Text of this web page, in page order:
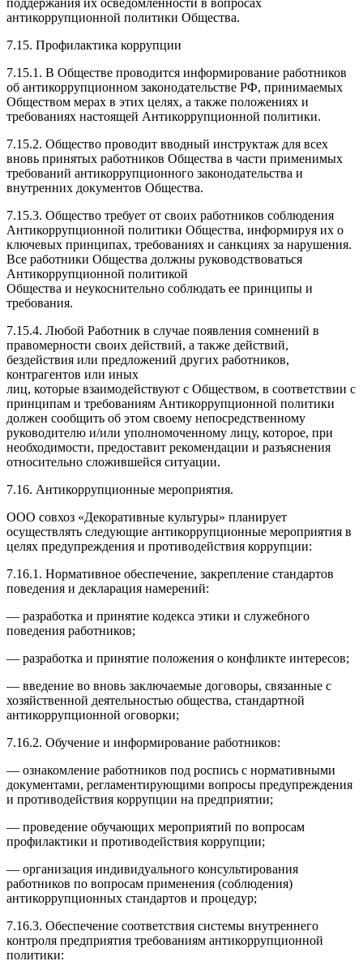
антикоррупционной политики Общества.
7.15. Профилактика коррупции
7.15.1. В Обществе проводится информирование работников
об антикоррупционном законодательстве РФ, принимаемых
Обществом мерах в этих целях, а также положениях и
требованиях настоящей Антикоррупционной политики.
7.15.2. Общество проводит вводный инструктаж для всех
вновь принятых работников Общества в части применимых
требований антикоррупционного законодательства и
внутренних документов Общества.
7.15.3. Общество требует от своих работников соблюдения
Антикоррупционной политики Общества, информируя их о
ключевых принципах, требованиях и санкциях за нарушения.
Все работники Общества должны руководствоваться
Антикоррупционной политикой
Общества и неукоснительно соблюдать ее принципы и
требования.
7.15.4. Любой Работник в случае появления сомнений в
правомерности своих действий, а также действий,
бездействия или предложений других работников,
контрагентов или иных
лиц, которые взаимодействуют с Обществом, в соответствии с
принципам и требованиям Антикоррупционной политики
должен сообщить об этом своему непосредственному
руководителю и/или уполномоченному лицу, которое, при
необходимости, предоставит рекомендации и разъяснения
относительно сложившейся ситуации.
7.16. Антикоррупционные мероприятия.
ООО совхоз «Декоративные культуры» планирует
осуществлять следующие антикоррупционные мероприятия в
целях предупреждения и противодействия коррупции:
7.16.1. Нормативное обеспечение, закрепление стандартов
поведения и декларация намерений:
— разработка и принятие кодекса этики и служебного
поведения работников;
— разработка и принятие положения о конфликте интересов;
— введение во вновь заключаемые договоры, связанные с
хозяйственной деятельностью общества, стандартной
антикоррупционной оговорки;
7.16.2. Обучение и информирование работников:
— ознакомление работников под роспись с нормативными
документами, регламентирующими вопросы предупреждения
и противодействия коррупции на предприятии;
— проведение обучающих мероприятий по вопросам
профилактики и противодействия коррупции;
— организация индивидуального консультирования
работников по вопросам применения (соблюдения)
антикоррупционных стандартов и процедур;
7.16.3. Обеспечение соответствия системы внутреннего
контроля предприятия требованиям антикоррупционной
политики: